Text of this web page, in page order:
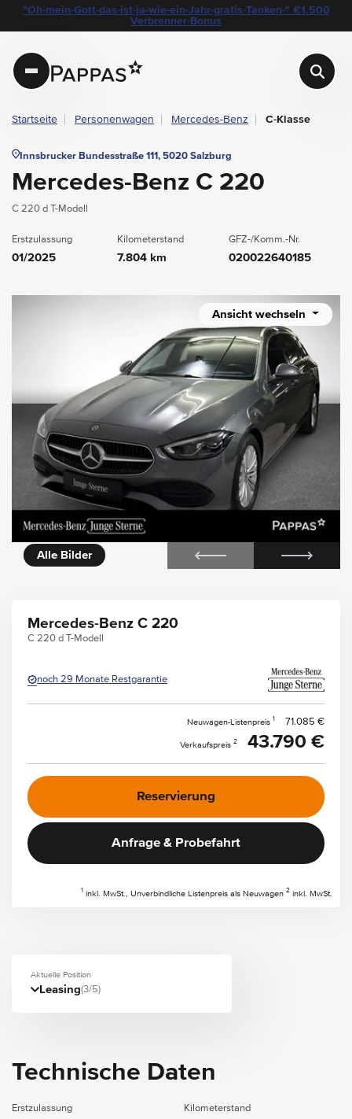
Navigation überspringen
Zum Hauptcontent
Zur Hauptnavigation springen
layout.table-of-content
Technische Daten
Fahrzeugausstattung
Leasing
Standort & Ansprechpartner
Garantie
Ihre Vorteile auf einen Blick
Das könnte Sie auch interessieren
Angebote & Aktionen bei Pappas
"Oh-mein-Gott-das-ist-ja-wie-ein-Jahr-gratis-Tanken-" €1.500
Verbrenner-Bonus
Pappas
Startseite Personenwagen Mercedes-Benz C-Klasse
Innsbrucker Bundesstraße 111, 5020 Salzburg
Mercedes-Benz C 220
C 220 d T-Modell
Erstzulassung
01/2025
Kilometerstand
7.804 km
GFZ-/Komm.-Nr.
020022640185
Ansicht wechseln
360° Außenansicht
Alle Bilder
Mercedes-Benz C 220
C 220 d T-Modell
noch 29 Monate Restgarantie
Neuwagen-Listenpreis 1 71.085 €
Verkaufspreis 2 43.790 €
Reservierung
Anfrage & Probefahrt
1 inkl. MwSt., Unverbindliche Listenpreis als Neuwagen 2 inkl. MwSt.
Aktuelle Position
Leasing(3/5)
Technische Daten
Erstzulassung Kilometerstand